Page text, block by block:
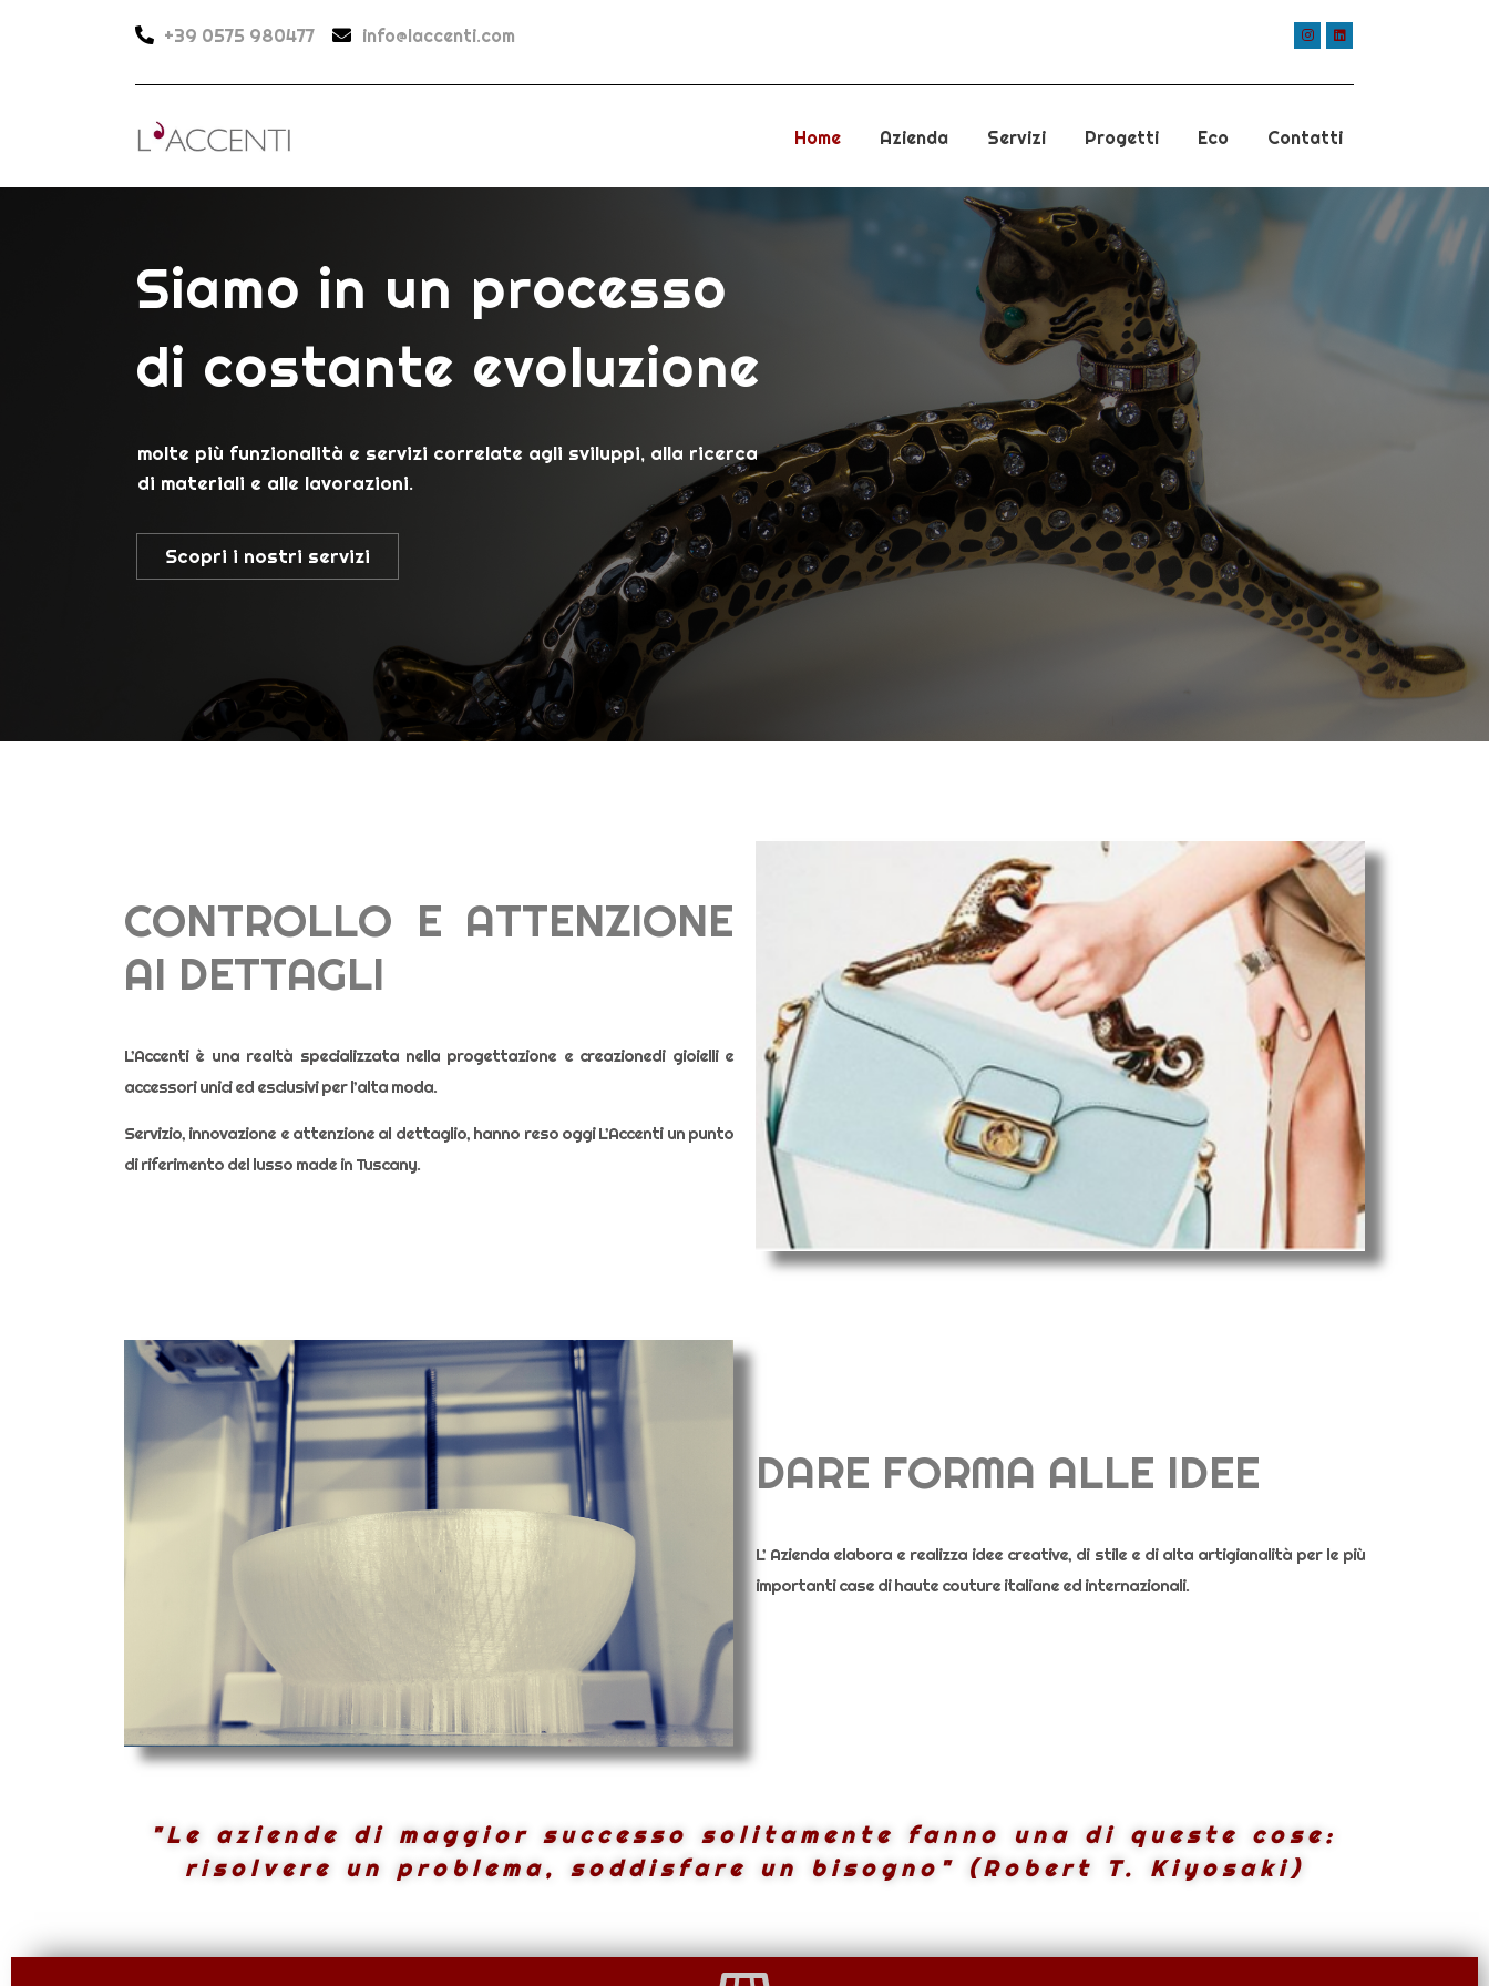
+39 0575 980477 info@laccenti.com
Home Azienda Servizi Progetti Eco Contatti
CONTROLLO E ATTENZIONE
AI DETTAGLI
L’Accenti è una realtà specializzata nella progettazione e creazionedi gioielli e
accessori unici ed esclusivi per l’alta moda.
Servizio, innovazione e attenzione al dettaglio, hanno reso oggi L’Accenti un punto
di riferimento del lusso made in Tuscany.
DARE FORMA ALLE IDEE
L’ Azienda elabora e realizza idee creative, di stile e di alta artigianalità per le più
importanti case di haute couture italiane ed internazionali.
"Le aziende di maggior successo solitamente fanno una di queste cose:
risolvere un problema, soddisfare un bisogno" (Robert T. Kiyosaki)